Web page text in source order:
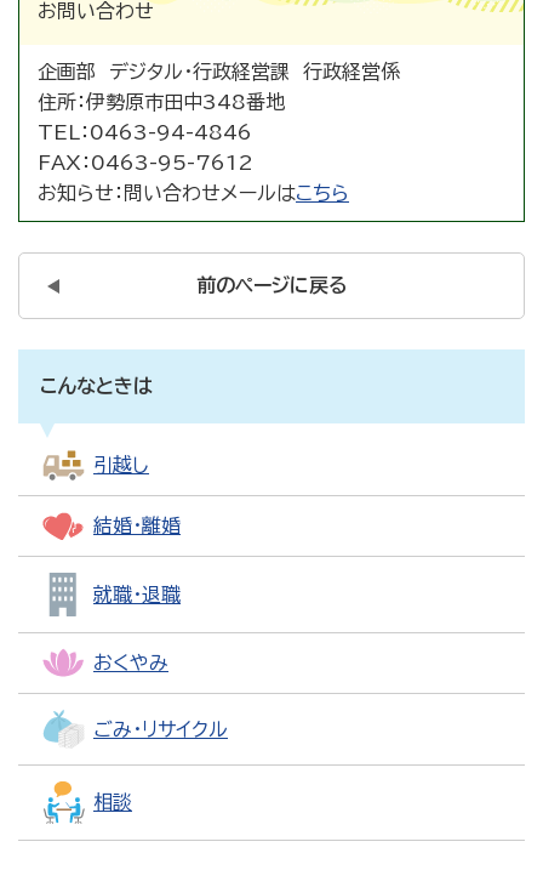
お問い合わせ
企画部 デジタル・行政経営課 行政経営係
住所：伊勢原市田中348番地
TEL： 0463-94-4846
FAX： 0463-95-7612
お知らせ： 問い合わせメールはこちら
前のページに戻る
こんなときは
引越し
結婚・離婚
就職・退職
おくやみ
ごみ・リサイクル
相談